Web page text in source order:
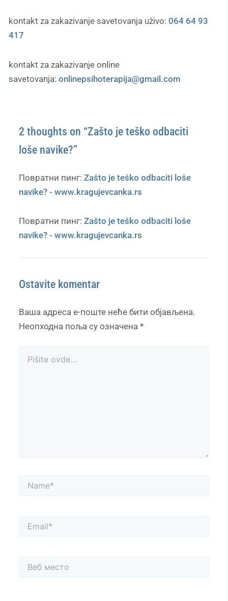
kontakt za zakazivanje savetovanja uživo: 064 64 93
417
kontakt za zakazivanje online
savetovanja: onlinepsihoterapija@gmail.com
2 thoughts on “Zašto je teško odbaciti
loše navike?”
Повратни пинг: Zašto je teško odbaciti loše
navike? - www.kragujevcanka.rs
Повратни пинг: Zašto je teško odbaciti loše
navike? - www.kragujevcanka.rs
Ostavite komentar
Ваша адреса е-поште неће бити објављена.
Неопходна поља су означена *
Name*
Email*
Веб
место